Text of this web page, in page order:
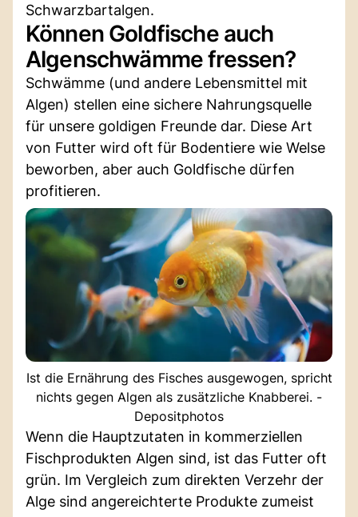
Schwarzbartalgen.
Können Goldfische auch
Algenschwämme fressen?
Schwämme (und andere Lebensmittel mit
Algen) stellen eine sichere Nahrungsquelle
für unsere goldigen Freunde dar. Diese Art
von Futter wird oft für Bodentiere wie Welse
beworben, aber auch Goldfische dürfen
profitieren.
Ist die Ernährung des Fisches ausgewogen, spricht
nichts gegen Algen als zusätzliche Knabberei. -
Depositphotos
Wenn die Hauptzutaten in kommerziellen
Fischprodukten Algen sind, ist das Futter oft
grün. Im Vergleich zum direkten Verzehr der
Alge sind angereichterte Produkte zumeist